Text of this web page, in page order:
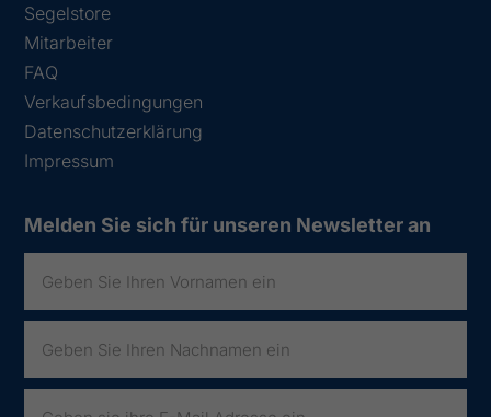
Segelstore
Mitarbeiter
FAQ
Verkaufsbedingungen
Datenschutzerklärung
Impressum
Melden Sie sich für unseren Newsletter an